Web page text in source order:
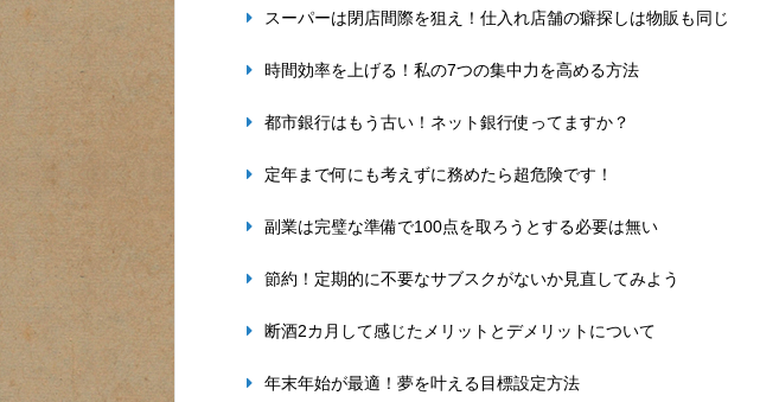
スーパーは閉店間際を狙え！仕入れ店舗の癖探しは物販も同じ
時間効率を上げる！私の7つの集中力を高める方法
都市銀行はもう古い！ネット銀行使ってますか？
定年まで何にも考えずに務めたら超危険です！
副業は完璧な準備で100点を取ろうとする必要は無い
節約！定期的に不要なサブスクがないか見直してみよう
断酒2カ月して感じたメリットとデメリットについて
年末年始が最適！夢を叶える目標設定方法